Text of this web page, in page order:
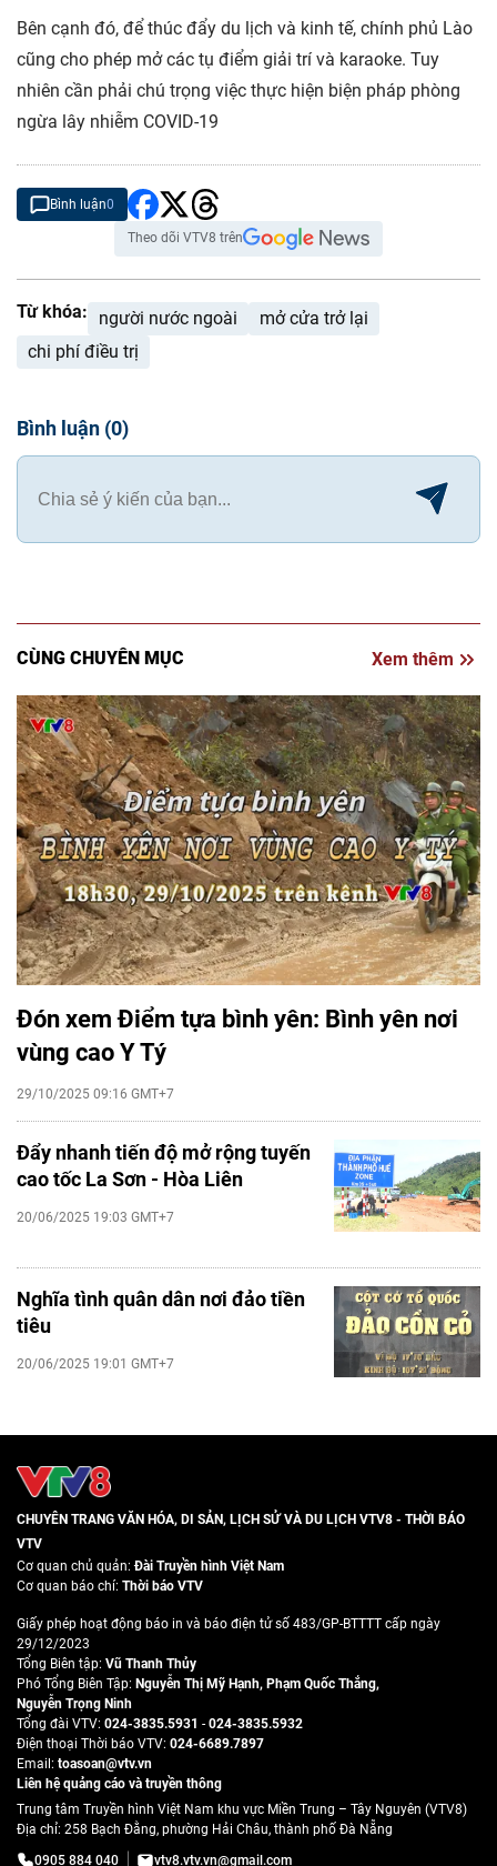
Bên cạnh đó, để thúc đẩy du lịch và kinh tế, chính phủ Lào
cũng cho phép mở các tụ điểm giải trí và karaoke. Tuy
nhiên cần phải chú trọng việc thực hiện biện pháp phòng
ngừa lây nhiễm COVID-19
Bình luận0
Theo dõi VTV8 trên
Từ khóa: người nước ngoài
mở cửa trở lại
chi phí điều trị
Bình luận (0)
CÙNG CHUYÊN MỤC Xem thêm
Đón xem Điểm tựa bình yên: Bình yên nơi
vùng cao Y Tý
29/10/2025 09:16 GMT+7
Đẩy nhanh tiến độ mở rộng tuyến
cao tốc La Sơn - Hòa Liên
20/06/2025 19:03 GMT+7
Nghĩa tình quân dân nơi đảo tiền
tiêu
20/06/2025 19:01 GMT+7
CHUYÊN TRANG VĂN HÓA, DI SẢN, LỊCH SỬ VÀ DU LỊCH VTV8 - THỜI BÁO
VTV
Cơ quan chủ quản:Đài Truyền hình Việt Nam
Cơ quan báo chí: Thời báo VTV
Giấy phép hoạt động báo in và báo điện tử số 483/GP-BTTTT cấp ngày
29/12/2023
Tổng Biên tập: Vũ Thanh Thủy
Phó Tổng Biên Tập: Nguyễn Thị Mỹ Hạnh, Phạm Quốc Thắng,
Nguyễn Trọng Ninh
Tổng đài VTV: 024-3835.5931 - 024-3835.5932
Ðiện thoại Thời báo VTV: 024-6689.7897
Email: toasoan@vtv.vn
Liên hệ quảng cáo và truyền thông
Trung tâm Truyền hình Việt Nam khu vực Miền Trung – Tây Nguyên (VTV8)
Địa chỉ: 258 Bạch Đằng, phường Hải Châu, thành phố Đà Nẵng
0905 884 040
vtv8.vtv.vn@gmail.com